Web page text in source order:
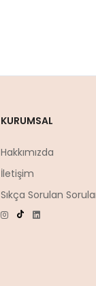
KURUMSAL
Hakkımızda
İletişim
Sıkça Sorulan